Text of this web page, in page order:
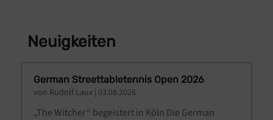
Neuigkeiten
German Streettabletennis Open 2026
von Rudolf Laux| 03.08.2026
„The Witcher“ begeistert in Köln Die German